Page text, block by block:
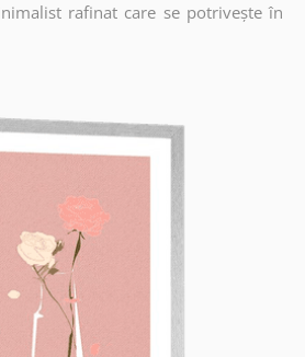
rafinat care se potrivește în